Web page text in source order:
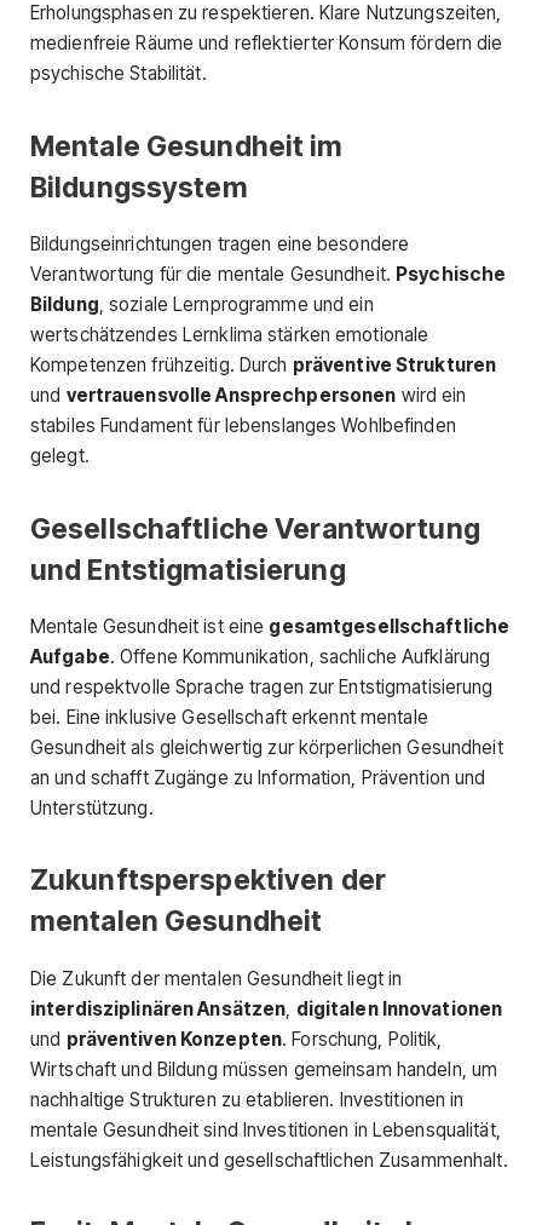
Erholungsphasen zu respektieren. Klare Nutzungszeiten,
medienfreie Räume und reflektierter Konsum fördern die
psychische Stabilität.
Mentale Gesundheit im
Bildungssystem
Bildungseinrichtungen tragen eine besondere
Verantwortung für die mentale Gesundheit. Psychische
Bildung, soziale Lernprogramme und ein
wertschätzendes Lernklima stärken emotionale
Kompetenzen frühzeitig. Durch präventive Strukturen
und vertrauensvolle Ansprechpersonen wird ein
stabiles Fundament für lebenslanges Wohlbefinden
gelegt.
Gesellschaftliche Verantwortung
und Entstigmatisierung
Mentale Gesundheit ist eine gesamtgesellschaftliche
Aufgabe. Offene Kommunikation, sachliche Aufklärung
und respektvolle Sprache tragen zur Entstigmatisierung
bei. Eine inklusive Gesellschaft erkennt mentale
Gesundheit als gleichwertig zur körperlichen Gesundheit
an und schafft Zugänge zu Information, Prävention und
Unterstützung.
Zukunftsperspektiven der
mentalen Gesundheit
Die Zukunft der mentalen Gesundheit liegt in
interdisziplinären Ansätzen digitalen Innovationen
und präventiven Konzepten. Forschung, Politik,
Wirtschaft und Bildung müssen gemeinsam handeln, um
nachhaltige Strukturen zu etablieren. Investitionen in
mentale Gesundheit sind Investitionen in Lebensqualität,
Leistungsfähigkeit und gesellschaftlichen Zusammenhalt.